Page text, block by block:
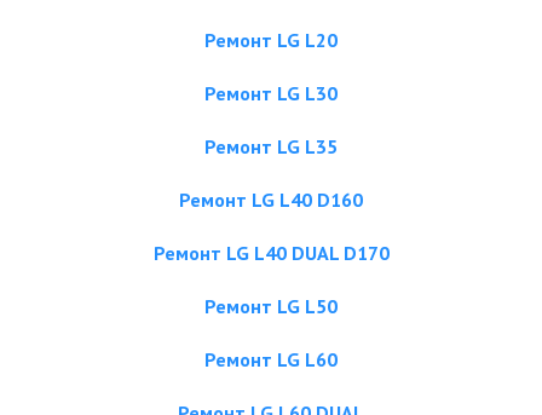
Ремонт LG L20
Ремонт LG L30
Ремонт LG L35
Ремонт LG L40 D160
Ремонт LG L40 DUAL D170
Ремонт LG L50
Ремонт LG L60